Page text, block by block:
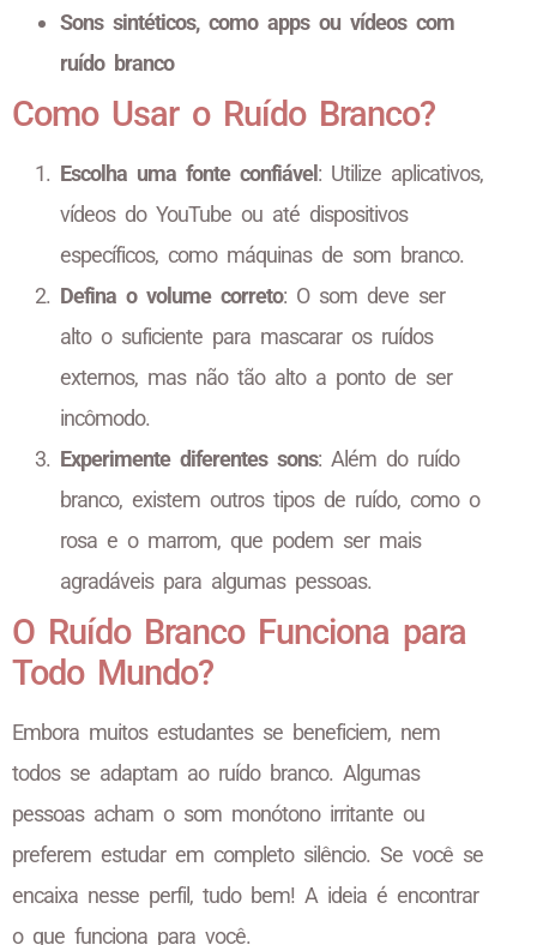
Sons sintéticos, como apps ou vídeos com
ruído branco
Como Usar o Ruído Branco?
Escolha uma fonte confiável: Utilize aplicativos,
vídeos do YouTube ou até dispositivos
específicos, como máquinas de som branco.
Defina o volume correto: O som deve ser
alto o suficiente para mascarar os ruídos
externos, mas não tão alto a ponto de ser
incômodo.
Experimente diferentes sons: Além do ruído
branco, existem outros tipos de ruído, como o
rosa e o marrom, que podem ser mais
agradáveis para algumas pessoas.
O Ruído Branco Funciona para
Todo Mundo?
Embora muitos estudantes se beneficiem, nem
todos se adaptam ao ruído branco. Algumas
pessoas acham o som monótono irritante ou
preferem estudar em completo silêncio. Se você se
encaixa nesse perfil, tudo bem! A ideia é encontrar
o que funciona para você.